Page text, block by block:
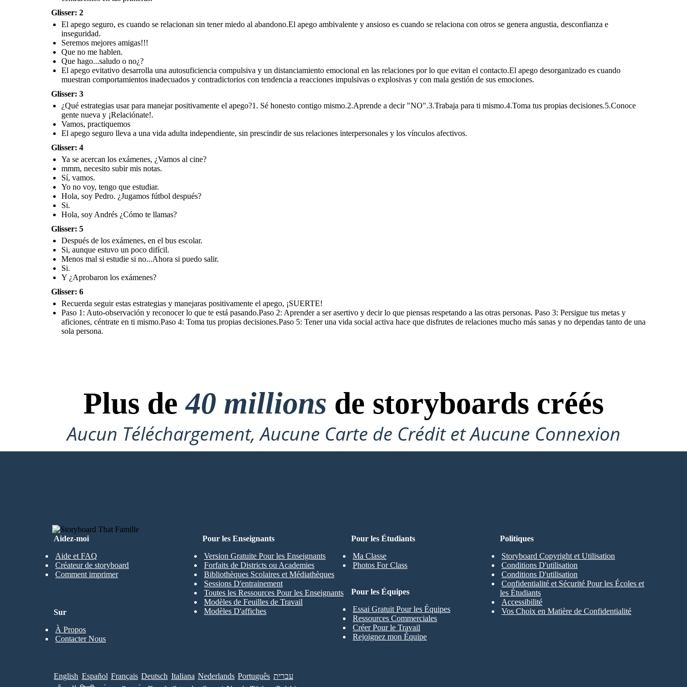
Paso 5: Tener una vida social activa hace
El apego seguro lleva a una
vida adulta independiente, sin
Recuerda seguir estas
estrategias y manejaras
positivamente el apego,
¡SUERTE!
Paso 1: Auto-observación y reconocer lo
Paso 2: Aprender a ser asertivo y decir
lo que piensas respetando a las otras
Paso 3: Persigue tus metas y aficiones,
Paso 4: Toma tus propias decisiones.
Paso 5: Tener una vida social activa hace
sanas y no dependas tanto de una sola
Glisser: 2
El apego seguro, es cuando se relacionan sin tener miedo al abandono.El apego ambivalente y ansioso es cuando se relaciona con otros se genera angustia, desconfianza e
inseguridad.
Seremos mejores amigas!!!
Que no me hablen.
Que hago...saludo o no¿?
El apego evitativo desarrolla una autosuficiencia compulsiva y un distanciamiento emocional en las relaciones por lo que evitan el contacto.El apego desorganizado es cuando
muestran comportamientos inadecuados y contradictorios con tendencia a reacciones impulsivas o explosivas y con mala gestión de sus emociones.
Glisser: 3
¿Qué estrategias usar para manejar positivamente el apego?1. Sé honesto contigo mismo.2.Aprende a decir "NO".3.Trabaja para ti mismo.4.Toma tus propias decisiones.5.Conoce
gente nueva y ¡Relaciónate!.
Vamos, practiquemos
El apego seguro lleva a una vida adulta independiente, sin prescindir de sus relaciones interpersonales y los vínculos afectivos.
Glisser: 4
Ya se acercan los exámenes, ¿Vamos al cine?
mmm, necesito subir mis notas.
Sí, vamos.
Yo no voy, tengo que estudiar.
Hola, soy Pedro. ¿Jugamos fútbol después?
Si.
Hola, soy Andrés ¿Cómo te llamas?
Glisser: 5
Después de los exámenes, en el bus escolar.
Si, aunque estuvo un poco difícil.
Menos mal si estudie si no...Ahora si puedo salir.
Si.
Y ¿Aprobaron los exámenes?
Glisser: 6
Recuerda seguir estas estrategias y manejaras positivamente el apego, ¡SUERTE!
Paso 1: Auto-observación y reconocer lo que te está pasando.Paso 2: Aprender a ser asertivo y decir lo que piensas respetando a las otras personas. Paso 3: Persigue tus metas y
aficiones, céntrate en ti mismo.Paso 4: Toma tus propias decisiones.Paso 5: Tener una vida social activa hace que disfrutes de relaciones mucho más sanas y no dependas tanto de una
sola persona.
Plus de40 millions de storyboards créés
Aucun Téléchargement, Aucune Carte de Crédit et Aucune Connexion
Nécessaire Pour Essayer !
Aidez-moi
Aide et FAQ
Créateur de storyboard
Comment imprimer
Pour les Étudiants
Ma Classe
Photos For Class
Pour les Enseignants
Version Gratuite Pour les Enseignants
Forfaits de Districts ou Academies
Bibliothèques Scolaires et Médiathèques
Sessions D'entrainement
Toutes les Ressources Pour les Enseignants
Modèles de Feuilles de Travail
Modèles D'affiches
Pour les Équipes
Essai Gratuit Pour les Équipes
Ressources Commerciales
Créer Pour le Travail
Rejoignez mon Équipe
Sur
À Propos
Contacter Nous
Politiques
Storyboard Copyright et Utilisation
Conditions D'utilisation
Conditions D'utilisation
Confidentialité et Sécurité Pour les Écoles et
les Étudiants
Accessibilité
Vos Choix en Matière de Confidentialité
English Español Français Deutsch Italiana Nederlands Português עברית